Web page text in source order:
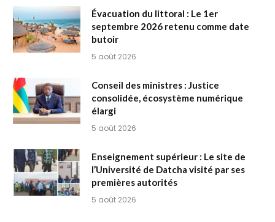
Évacuation du littoral : Le 1er
septembre 2026 retenu comme date
butoir
5 août 2026
Conseil des ministres : Justice
consolidée, écosystème numérique
élargi
5 août 2026
Enseignement supérieur : Le site de
l’Université de Datcha visité par ses
premières autorités
5 août 2026